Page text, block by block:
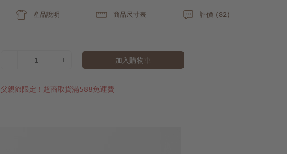
產品說明 商品尺寸表 評價 (82)
1 加入購物車
父親節限定！超商取貨滿588免運費